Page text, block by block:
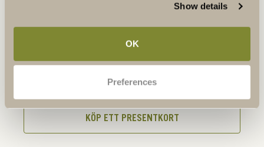
Show details
OK
Preferences
KÖP PRESENTKORT
KÖP ETT PRESENTKORT